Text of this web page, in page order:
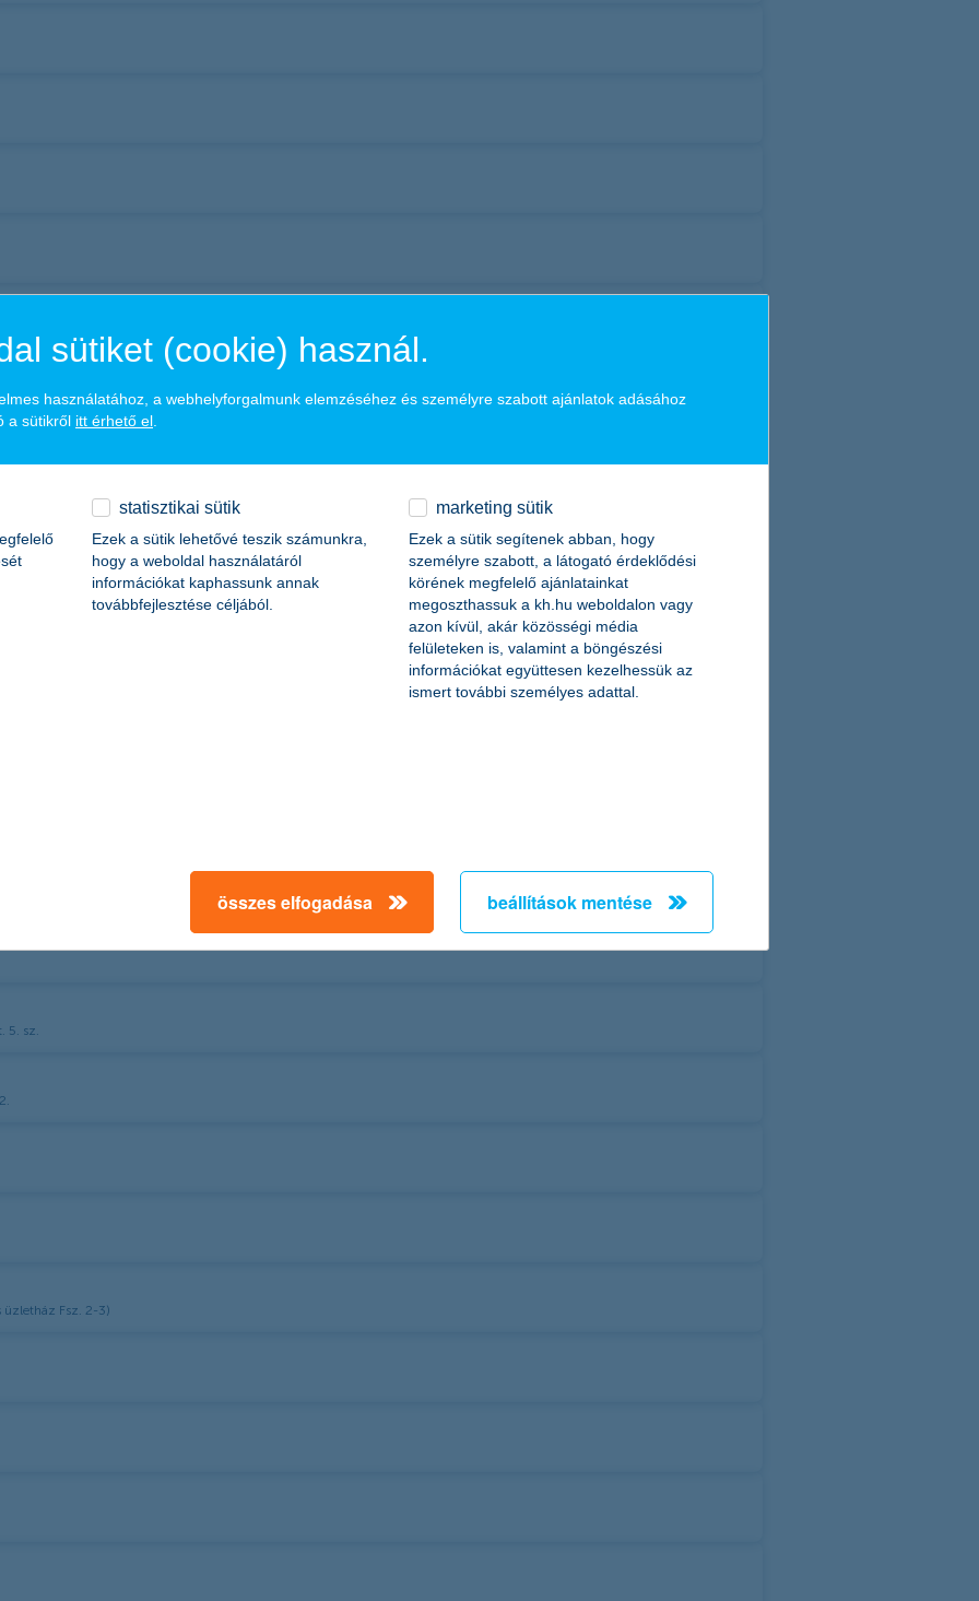
5. sz.
Fsz. 2-3)
sütiket (cookie) használ.
használatához, a webhelyforgalmunk elemzéséhez és személyre szabott ajánlatok adásához
a sütikről itt érhető el
statisztikai sütik
Ezek a sütik lehetővé teszik számunkra,
hogy a weboldal használatáról
információkat kaphassunk annak
továbbfejlesztése céljából.
marketing sütik
Ezek a sütik segítenek abban, hogy
személyre szabott, a látogató érdeklődési
körének megfelelő ajánlatainkat
megoszthassuk a kh.hu weboldalon vagy
azon kívül, akár közösségi média
felületeken is, valamint a böngészési
információkat együttesen kezelhessük az
ismert további személyes adattal.
összes elfogadása beállítások mentése